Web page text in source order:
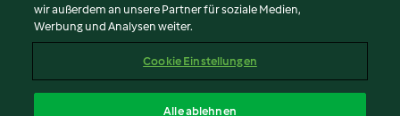
Disclaimer
Impressum
Inhalt melden
wir außerdem an unsere Partner für soziale Medien,
Werbung und Analysen weiter.
Cookie Einstellungen
Alle ablehnen